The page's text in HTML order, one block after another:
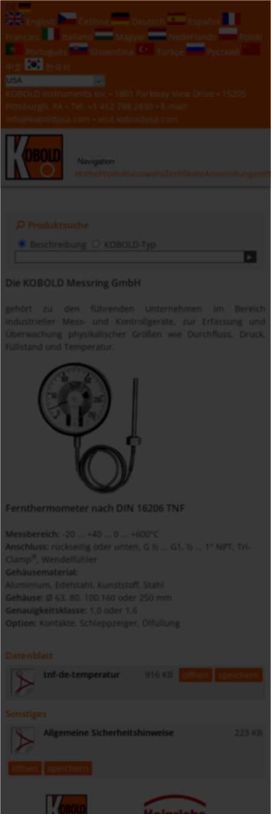
English
Čeština Deutsch
Español
Français
Italiano Magyar Nederlands
Polski
Português
Slovenčina Türkçe
Русский
中文
한국의
KOBOLD Instruments Inc • 1801 Parkway View Drive • 15205
Pittsburgh, PA • Tel:
+1 412 788 2830 • E-mail:
info@koboldusa.com • visit koboldusa.com
Navigation
HomeProduktauswahl ZertifikateAnwendungen
Produktsuche
KOBOLD-Typ
Die KOBOLD Messring GmbH
gehört zu den führenden Unternehmen im Bereich
industrieller Mess- und Kontrollgeräte, zur Erfassung und
Überwachung physikalischer Größen wie Durchfluss, Druck,
Fernthermometer nach DIN 16206 TNF
Messbereich:
-20 ... +40 ... 0 ... +600°C
Anschluss:
rückseitig oder unten, G ½ ... G1, ½ ... 1" NPT, Tri-
, Wendelfühler
Gehäusematerial:
Aluminium, Edelstahl, Kunststoff, Stahl
Gehäuse: Ø 63, 80, 100,160 oder 250 mm
Genauigkeitsklasse:
Option:
Kontakte, Schleppzeiger, Ölfüllung
Datenblatt
tnf-de-temperatur 916 KB öffnen speichern
Sonstiges
Allgemeine Sicherheitshinweise 223 KB
öffnen speichern